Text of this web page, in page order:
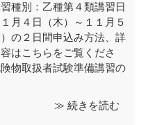
種別：乙種第４類講習日
月４日（木）～１１月５
の２日間申込み方法、詳
はこちらをご覧くださ
物取扱者試験準備講習の
≫ 続きを読む